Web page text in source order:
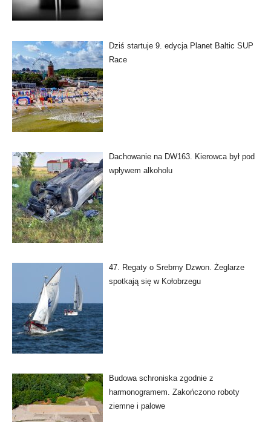
Dziś startuje 9. edycja Planet Baltic SUP
Race
Dachowanie na DW163. Kierowca był pod
wpływem alkoholu
47. Regaty o Srebrny Dzwon. Żeglarze
spotkają się w Kołobrzegu
Budowa schroniska zgodnie z
harmonogramem. Zakończono roboty
ziemne i palowe